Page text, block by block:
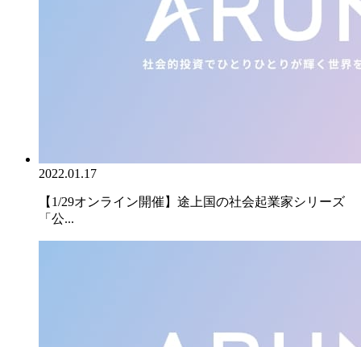
2022.01.17
【1/29オンライン開催】途上国の社会起業家シリーズ
「公...